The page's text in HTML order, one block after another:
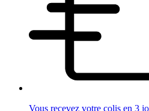
Vous recevez votre colis en 3